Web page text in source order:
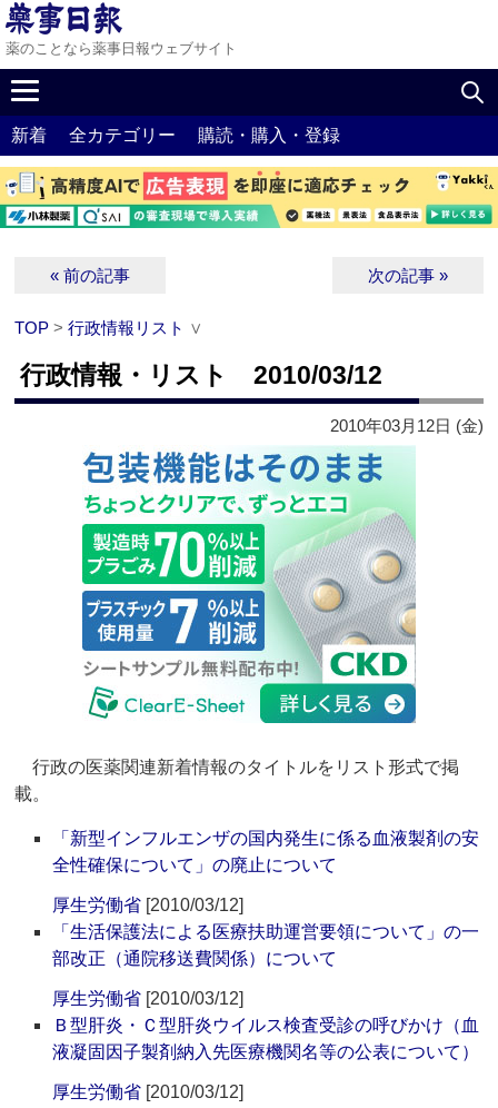
薬のことなら薬事日報ウェブサイト
新着 全カテゴリー 購読・購入・登録
« 前の記事 次の記事 »
TOP >行政情報リスト ∨
行政情報・リスト 2010/03/12
2010年03月12日 (金)
行政の医薬関連新着情報のタイトルをリスト形式で掲
載。
「新型インフルエンザの国内発生に係る血液製剤の安
全性確保について」の廃止について
厚生労働省 [2010/03/12]
「生活保護法による医療扶助運営要領について」の一
部改正（通院移送費関係）について
厚生労働省 [2010/03/12]
Ｂ型肝炎・Ｃ型肝炎ウイルス検査受診の呼びかけ（血
液凝固因子製剤納入先医療機関名等の公表について）
厚生労働省 [2010/03/12]